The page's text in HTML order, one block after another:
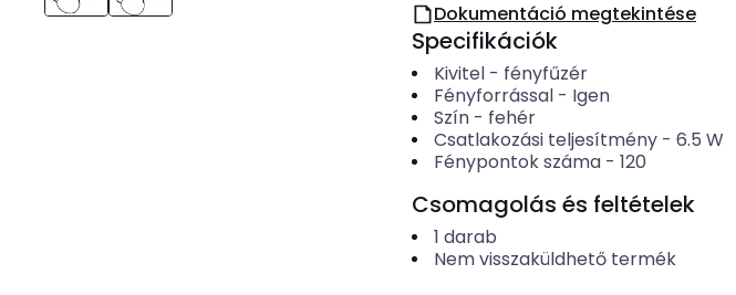
Dokumentáció megtekintése
Specifikációk
Kivitel- fényfűzér
Fényforrással- Igen
Szín- fehér
Csatlakozási teljesítmény- 6.5 W
Fénypontok száma- 120
Csomagolás és feltételek
1 darab
Nem visszaküldhető termék